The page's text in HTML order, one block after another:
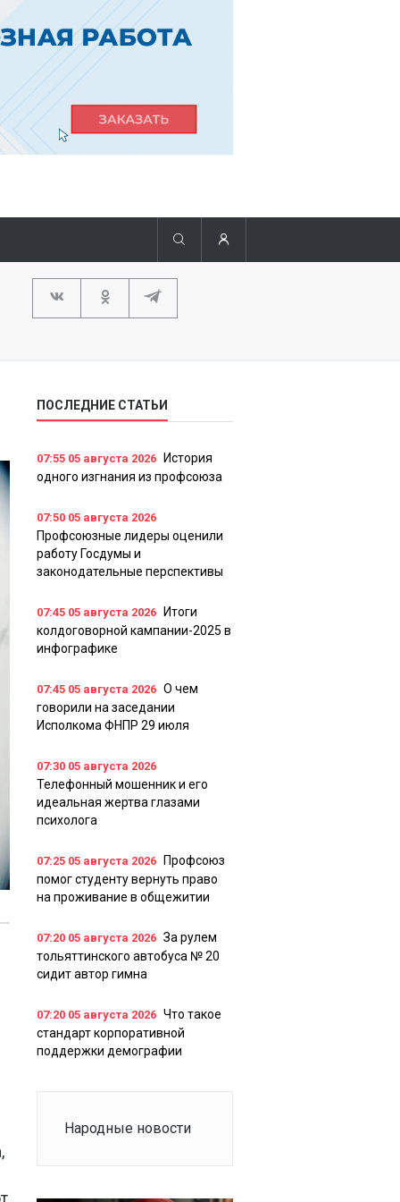
ПОСЛЕДНИЕ СТАТЬИ
07:55 05 августа 2026
История
одного изгнания из профсоюза
07:50 05 августа 2026
Профсоюзные лидеры оценили
работу Госдумы и
законодательные перспективы
07:45 05 августа 2026
Итоги
колдоговорной кампании-2025 в
инфографике
07:45 05 августа 2026 О чем
говорили на заседании
Исполкома ФНПР 29 июля
07:30 05 августа 2026
Телефонный мошенник и его
идеальная жертва глазами
психолога
07:25 05 августа 2026
Профсоюз
помог студенту вернуть право
на проживание в общежитии
07:20 05 августа 2026 За рулем
тольяттинского автобуса № 20
сидит автор гимна
07:20 05 августа 2026 Что такое
стандарт корпоративной
поддержки демографии
Народные новости